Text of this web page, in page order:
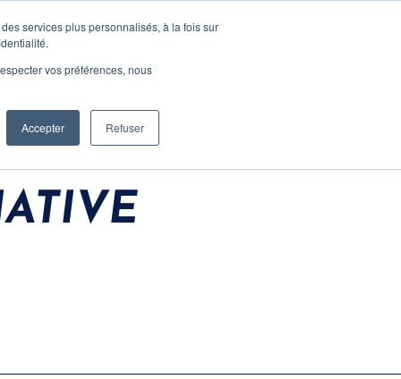
services plus personnalisés, à la fois sur
vos préférences, nous
Accepter Refuser
CONTACT